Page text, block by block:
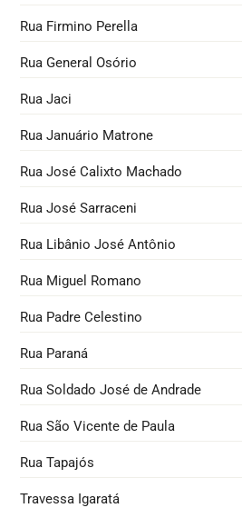
Rua Firmino Perella
Rua General Osório
Rua Jaci
Rua Januário Matrone
Rua José Calixto Machado
Rua José Sarraceni
Rua Libânio José Antônio
Rua Miguel Romano
Rua Padre Celestino
Rua Paraná
Rua Soldado José de Andrade
Rua São Vicente de Paula
Rua Tapajós
Travessa Igaratá